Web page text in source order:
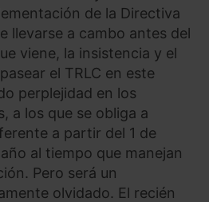
de la Directiva
llevarse a cambo antes del
viene, la insistencia y el
el TRLC en este
perplejidad en los
a los que se obliga a
a partir del 1 de
al tiempo que manejan
Pero será un
olvidado. El recién